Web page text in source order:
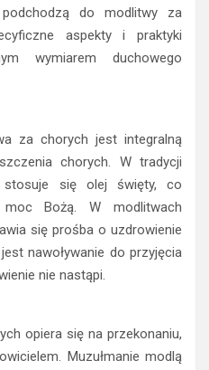
do modlitwy za
aspekty i praktyki
wymiarem duchowego
za chorych jest integralną
chorych. W tradycji
stosuje się olej święty, co
moc Bożą. W modlitwach
się prośba o uzdrowienie
nawoływanie do przyjęcia
nie nastąpi.
opiera się na przekonaniu,
Muzułmanie modlą